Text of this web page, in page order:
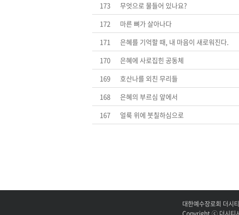
173
무엇으로 물들어 있나요?
172
마른 뼈가 살아나다
171
은혜를 기억할 때, 내 마음이 새로워진다.
170
은혜에 사로집힌 공동체
169
호산나를 외친 무리들
168
은혜의 부르심 앞에서
167
얼룩 위에 붓칠하심으로
대한예수장로회 더